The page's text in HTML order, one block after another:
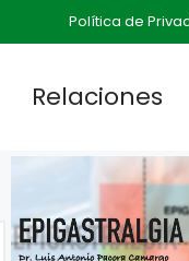
Política de
Relaciones